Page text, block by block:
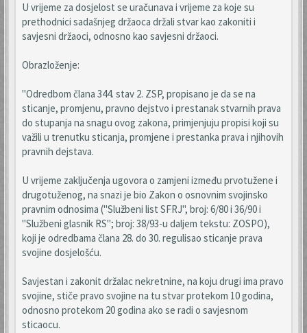
U vrijeme za dosjelost se uračunava i vrijeme za koje su
prethodnici sadašnjeg držaoca držali stvar kao zakoniti i
savjesni držaoci, odnosno kao savjesni držaoci.
Obrazloženje:
"Odredbom člana 344. stav 2. ZSP, propisano je da se na
sticanje, promjenu, pravno dejstvo i prestanak stvarnih prava
do stupanja na snagu ovog zakona, primjenjuju propisi koji su
važili u trenutku sticanja, promjene i prestanka prava i njihovih
pravnih dejstava.
U vrijeme zaključenja ugovora o zamjeni između prvotužene i
drugotuženog, na snazi je bio Zakon o osnovnim svojinsko
pravnim odnosima ("Službeni list SFRJ", broj: 6/80 i 36/90 i
"Službeni glasnik RS"; broj: 38/93-u daljem tekstu: ZOSPO),
koji je odredbama člana 28. do 30. regulisao sticanje prava
svojine dosjelošću.
Savjestan i zakonit držalac nekretnine, na koju drugi ima pravo
svojine, stiče pravo svojine na tu stvar protekom 10 godina,
odnosno protekom 20 godina ako se radi o savjesnom
sticaocu.